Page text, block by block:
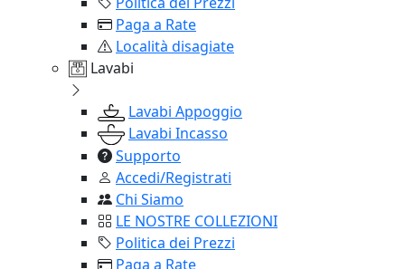
Paga a Rate
Località disagiate
Lavabi
Lavabi Appoggio
Lavabi Incasso
Supporto
Accedi/Registrati
Chi Siamo
LE NOSTRE COLLEZIONI
Politica dei Prezzi
Paga a Rate